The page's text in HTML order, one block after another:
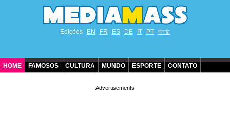
Edições EN FR ES DE IT PT 中文
HOME FAMOSOS CULTURA MUNDO ESPORTE CONTATO